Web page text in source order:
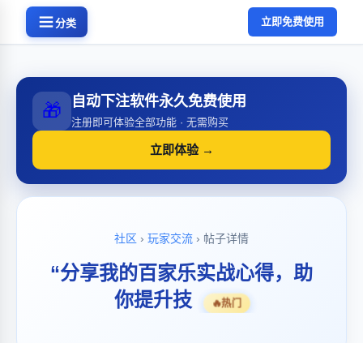
分类 立即免费使用
🎁 自动下注软件永久免费使用
注册即可体验全部功能 · 无需购买
立即体验 →
社区 › 玩家交流 › 帖子详情
“分享我的百家乐实战心得，助
你提升技
🔥热门